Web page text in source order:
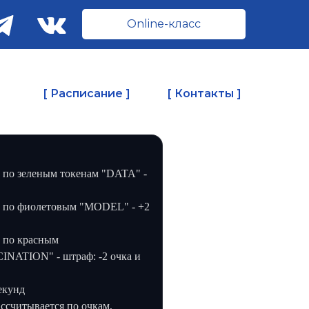
Online-класс
[ Контакты ]
[ Расписание ]
зеленым токенам "DATA" -
по фиолетовым "MODEL" - +2
красным
- штраф: -2 очка и
по очкам,